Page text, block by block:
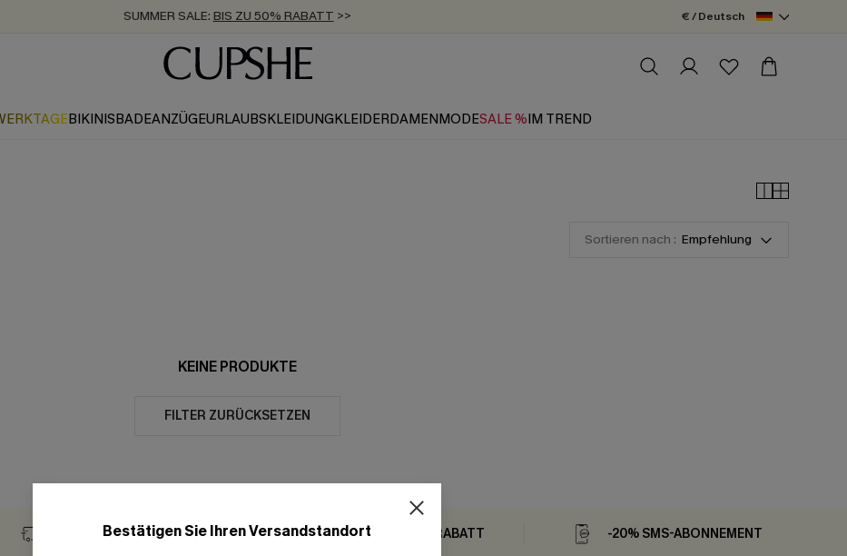
SUMMER SALE: BIS ZU 50% RABATT >>
ZUM NEWSLETTER:BIS ZU -20% EXTRA ERHALTEN
KOSTENLOSER VERSAND AB 89 €
€ / Deutsch
BIKINISBADEANZÜGEURLAUBSKLEIDUNGKLEIDERDAMENMODESALE %IM TREND
Sortieren nach : Empfehlung
KEINE PRODUKTE
FILTER ZURÜCKSETZEN
Bestätigen Sie Ihren Versandstandort
GRATIS VERSAND -15% NEWSLETTER-RABATT -20% SMS-ABONNEMENT